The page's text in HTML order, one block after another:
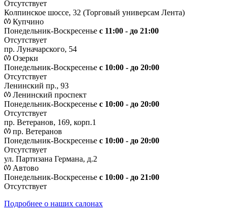
Отсутствует
Колпинское шоссе, 32 (Торговый универсам Лента)
Купчино
Понедельник-Воскресенье с 11:00 - до 21:00
Отсутствует
пр. Луначарского, 54
Озерки
Понедельник-Воскресенье с 10:00 - до 20:00
Отсутствует
Ленинский пр., 93
Ленинский проспект
Понедельник-Воскресенье с 10:00 - до 20:00
Отсутствует
пр. Ветеранов, 169, корп.1
пр. Ветеранов
Понедельник-Воскресенье с 10:00 - до 20:00
Отсутствует
ул. Партизана Германа, д.2
Автово
Понедельник-Воскресенье с 10:00 - до 21:00
Отсутствует
Подробнее о наших салонах